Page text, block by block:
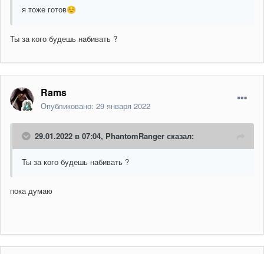
я тоже готов☺️
Ты за кого будешь набивать ?
Rams
Опубликовано: 29 января 2022
29.01.2022 в 07:04, PhantomRanger сказал:
Ты за кого будешь набивать ?
пока думаю